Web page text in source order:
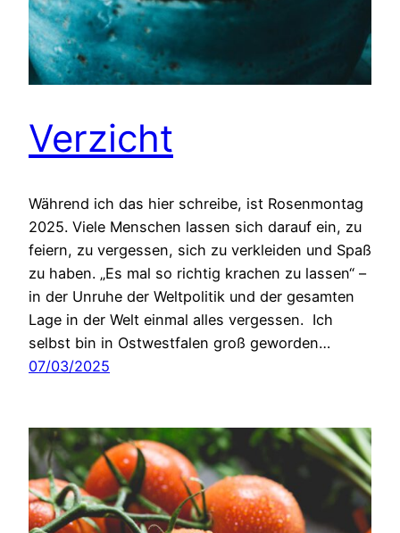
Verzicht
Während ich das hier schreibe, ist Rosenmontag
2025. Viele Menschen lassen sich darauf ein, zu
feiern, zu vergessen, sich zu verkleiden und Spaß
zu haben. „Es mal so richtig krachen zu lassen“ –
in der Unruhe der Weltpolitik und der gesamten
Lage in der Welt einmal alles vergessen. Ich
selbst bin in Ostwestfalen groß geworden…
07/03/2025